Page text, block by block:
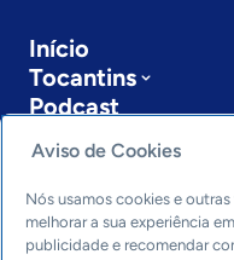
Início
Tocantins
Podcast
Sobre a ASN
Últimas notícias
Entre em contato
Editorias
Aviso de Cookies
Nós usamos cookies e
melhorar a sua experiência
publicidade e recomendar